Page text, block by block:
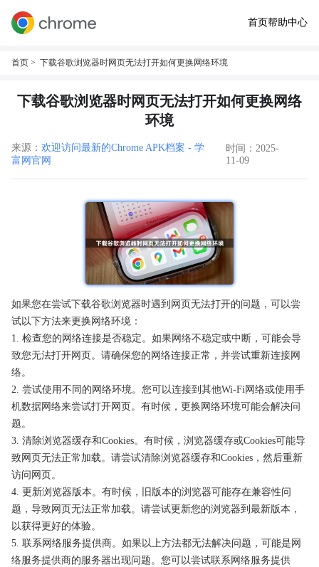
首页帮助中心
首页 > 下载谷歌浏览器时网页无法打开如何更换网络环境
下载谷歌浏览器时网页无法打开如何更换网络
环境
来源： 欢迎访问最新的Chrome APK档案 - 学
富网官网
时间：2025-
11-09
如果您在尝试下载谷歌浏览器时遇到网页无法打开的问题，可以尝
试以下方法来更换网络环境：
1. 检查您的网络连接是否稳定。如果网络不稳定或中断，可能会导
致您无法打开网页。请确保您的网络连接正常，并尝试重新连接网
络。
2. 尝试使用不同的网络环境。您可以连接到其他Wi-Fi网络或使用手
机数据网络来尝试打开网页。有时候，更换网络环境可能会解决问
题。
3. 清除浏览器缓存和Cookies。有时候，浏览器缓存或Cookies可能导
致网页无法正常加载。请尝试清除浏览器缓存和Cookies，然后重新
访问网页。
4. 更新浏览器版本。有时候，旧版本的浏览器可能存在兼容性问
题，导致网页无法正常加载。请尝试更新您的浏览器到最新版本，
以获得更好的体验。
5. 联系网络服务提供商。如果以上方法都无法解决问题，可能是网
络服务提供商的服务器出现问题。您可以尝试联系网络服务提供